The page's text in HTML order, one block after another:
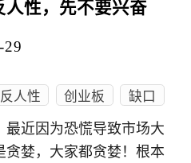
性，先不要兴奋
29
反人性 创业板 缺口
最近因为恐慌导致市场大
婪，大家都贪婪！根本